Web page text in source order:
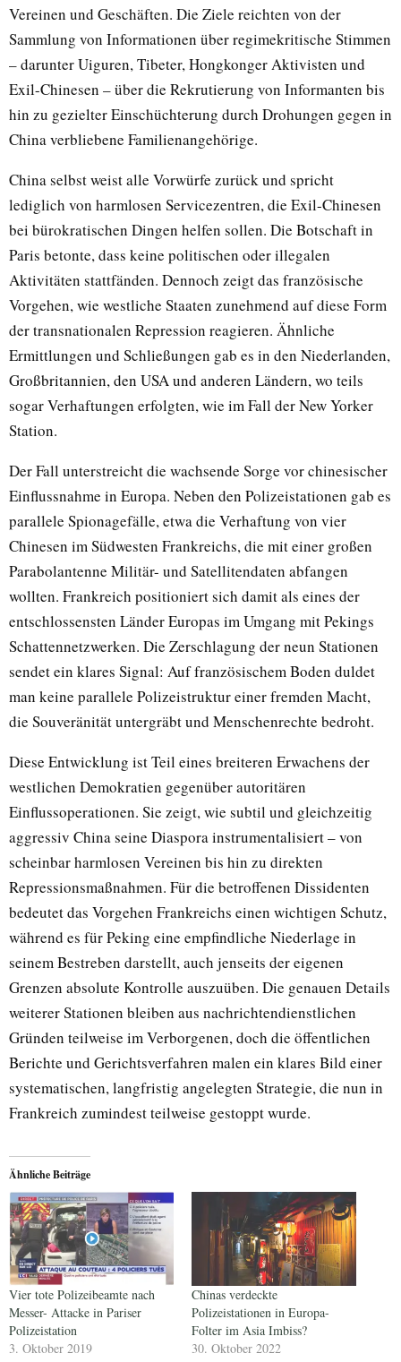
Vereinen und Geschäften. Die Ziele reichten von der
Sammlung von Informationen über regimekritische Stimmen
– darunter Uiguren, Tibeter, Hongkonger Aktivisten und
Exil-Chinesen – über die Rekrutierung von Informanten bis
hin zu gezielter Einschüchterung durch Drohungen gegen in
China verbliebene Familienangehörige.
China selbst weist alle Vorwürfe zurück und spricht
lediglich von harmlosen Servicezentren, die Exil-Chinesen
bei bürokratischen Dingen helfen sollen. Die Botschaft in
Paris betonte, dass keine politischen oder illegalen
Aktivitäten stattfänden. Dennoch zeigt das französische
Vorgehen, wie westliche Staaten zunehmend auf diese Form
der transnationalen Repression reagieren. Ähnliche
Ermittlungen und Schließungen gab es in den Niederlanden,
Großbritannien, den USA und anderen Ländern, wo teils
sogar Verhaftungen erfolgten, wie im Fall der New Yorker
Station.
Der Fall unterstreicht die wachsende Sorge vor chinesischer
Einflussnahme in Europa. Neben den Polizeistationen gab es
parallele Spionagefälle, etwa die Verhaftung von vier
Chinesen im Südwesten Frankreichs, die mit einer großen
Parabolantenne Militär- und Satellitendaten abfangen
wollten. Frankreich positioniert sich damit als eines der
entschlossensten Länder Europas im Umgang mit Pekings
Schattennetzwerken. Die Zerschlagung der neun Stationen
sendet ein klares Signal: Auf französischem Boden duldet
man keine parallele Polizeistruktur einer fremden Macht,
die Souveränität untergräbt und Menschenrechte bedroht.
Diese Entwicklung ist Teil eines breiteren Erwachens der
westlichen Demokratien gegenüber autoritären
Einflussoperationen. Sie zeigt, wie subtil und gleichzeitig
aggressiv China seine Diaspora instrumentalisiert – von
scheinbar harmlosen Vereinen bis hin zu direkten
Repressionsmaßnahmen. Für die betroffenen Dissidenten
bedeutet das Vorgehen Frankreichs einen wichtigen Schutz,
während es für Peking eine empfindliche Niederlage in
seinem Bestreben darstellt, auch jenseits der eigenen
Grenzen absolute Kontrolle auszuüben. Die genauen Details
weiterer Stationen bleiben aus nachrichtendienstlichen
Gründen teilweise im Verborgenen, doch die öffentlichen
Berichte und Gerichtsverfahren malen ein klares Bild einer
systematischen, langfristig angelegten Strategie, die nun in
Frankreich zumindest teilweise gestoppt wurde.
Ähnliche Beiträge
Vier tote Polizeibeamte nach
Messer- Attacke in Pariser
Polizeistation
3. Oktober 2019
Chinas verdeckte
Polizeistationen in Europa-
Folter im Asia Imbiss?
30. Oktober 2022